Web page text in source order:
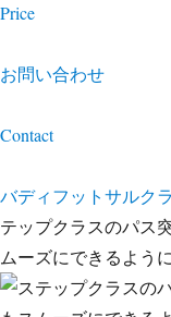
Price
お問い合わせ
Contact
バディフットサルク
テップクラスのパス
ムーズにできるよう